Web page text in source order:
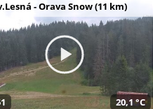
- Orava Snow (11 km)
20,1 °C